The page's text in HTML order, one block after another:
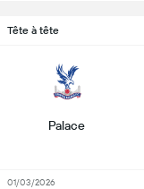
Tête à tête
Palace
01/03/2026